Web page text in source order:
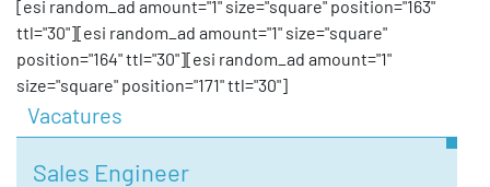
[esi random_ad amount="1" size="square" position="163"
ttl="30"][esi random_ad amount="1" size="square"
position="164" ttl="30"][esi random_ad amount="1"
size="square" position="171" ttl="30"]
Vacatures
Sales Engineer